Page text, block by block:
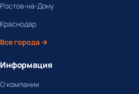
Ростов-на-Дону
Краснодар
Все города →
Информация
О компании